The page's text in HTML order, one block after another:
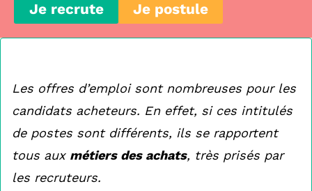
Je recrute Je postule
Les offres d’emploi sont nombreuses pour les
candidats acheteurs. En effet, si ces intitulés
de postes sont différents, ils se rapportent
tous aux métiers des achats, très prisés par
les recruteurs.